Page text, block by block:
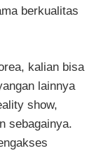
berkualitas
kalian bisa
lainnya
show,
sebagainya.